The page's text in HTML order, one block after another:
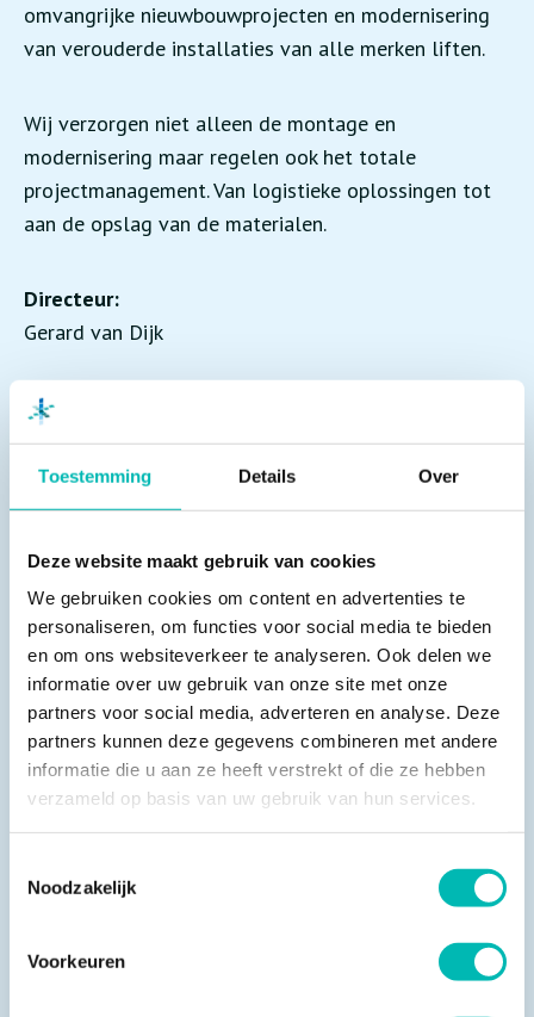
Toestemming Details Over
Deze website maakt gebruik van cookies
We gebruiken cookies om content en advertenties te
personaliseren, om functies voor social media te bieden
en om ons websiteverkeer te analyseren. Ook delen we
informatie over uw gebruik van onze site met onze
partners voor social media, adverteren en analyse. Deze
partners kunnen deze gegevens combineren met andere
informatie die u aan ze heeft verstrekt of die ze hebben
verzameld op basis van uw gebruik van hun services.
Noodzakelijk
Voorkeuren
omvangrijke nieuwbouwprojecten en modernisering
van verouderde installaties van alle merken liften.
Wij verzorgen niet alleen de montage en
modernisering maar regelen ook het totale
projectmanagement. Van logistieke oplossingen tot
aan de opslag van de materialen.
Directeur:
Gerard van Dijk